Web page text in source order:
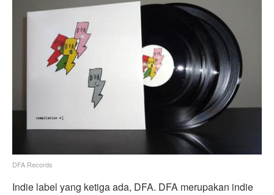
DFA Records
Indie label yang ketiga ada, DFA. DFA merupakan indie